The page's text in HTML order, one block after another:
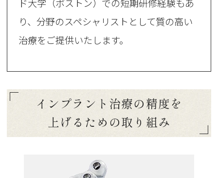
ド大学（ボストン）での短期研修経験もあ
り、分野のスペシャリストとして質の高い
治療をご提供いたします。
インプラント治療の精度を
上げるための取り組み